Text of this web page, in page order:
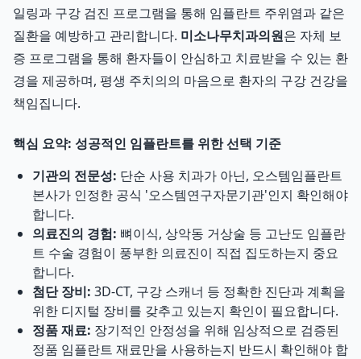
일링과 구강 검진 프로그램을 통해 임플란트 주위염과 같은
질환을 예방하고 관리합니다. 미소나무치과의원은 자체 보
증 프로그램을 통해 환자들이 안심하고 치료받을 수 있는 환
경을 제공하며, 평생 주치의의 마음으로 환자의 구강 건강을
책임집니다.
핵심 요약: 성공적인 임플란트를 위한 선택 기준
기관의 전문성: 단순 사용 치과가 아닌, 오스템임플란트
본사가 인정한 공식 '오스템연구자문기관'인지 확인해야
합니다.
의료진의 경험: 뼈이식, 상악동 거상술 등 고난도 임플란
트 수술 경험이 풍부한 의료진이 직접 집도하는지 중요
합니다.
첨단 장비: 3D-CT, 구강 스캐너 등 정확한 진단과 계획을
위한 디지털 장비를 갖추고 있는지 확인이 필요합니다.
정품 재료: 장기적인 안정성을 위해 임상적으로 검증된
정품 임플란트 재료만을 사용하는지 반드시 확인해야 합